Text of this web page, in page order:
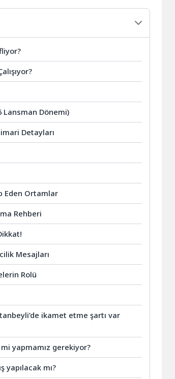
Lansman Dönemi)
Detayları
Eden Ortamlar
Rehberi
Mesajları
Rolü
ikamet etme şartı var
yapmamız gerekiyor?
mı?